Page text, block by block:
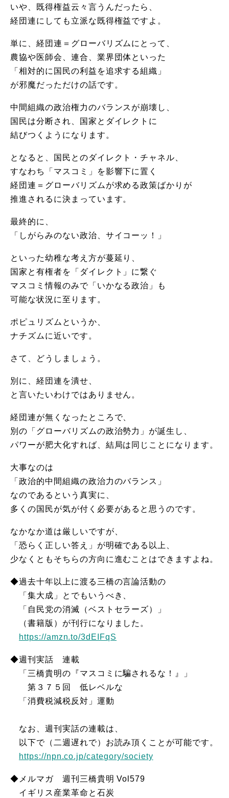
いや、既得権益云々言うんだったら、
経団連にしても立派な既得権益ですよ。
単に、経団連＝グローバリズムにとって、
農協や医師会、連合、業界団体といった
「相対的に国民の利益を追求する組織」
が邪魔だっただけの話です。
中間組織の政治権力のバランスが崩壊し、
国民は分断され、国家とダイレクトに
結びつくようになります。
となると、国民とのダイレクト・チャネル、
すなわち「マスコミ」を影響下に置く
経団連＝グローバリズムが求める政策ばかりが
推進されるに決まっています。
最終的に、
「しがらみのない政治、サイコーッ！」
といった幼稚な考え方が蔓延り、
国家と有権者を「ダイレクト」に繋ぐ
マスコミ情報のみで「いかなる政治」も
可能な状況に至ります。
ポピュリズムというか、
ナチズムに近いです。
さて、どうしましょう。
別に、経団連を潰せ、
と言いたいわけではありません。
経団連が無くなったところで、
別の「グローバリズムの政治勢力」が誕生し、
パワーが肥大化すれば、結局は同じことになります。
大事なのは
「政治的中間組織の政治力のバランス」
なのであるという真実に、
多くの国民が気が付く必要があると思うのです。
なかなか道は厳しいですが、
「恐らく正しい答え」が明確である以上、
少なくともそちらの方向に進むことはできますよね。
◆過去十年以上に渡る三橋の言論活動の
「集大成」とでもいうべき、
「自民党の消滅（ベストセラーズ）」
（書籍版）が刊行になりました。
https://amzn.to/3dEIFqS
◆週刊実話 連載
「三橋貴明の『マスコミに騙されるな！』」
第３７５回 低レベルな
「消費税減税反対」運動
なお、週刊実話の連載は、
以下で（二週遅れで）お読み頂くことが可能です。
https://npn.co.jp/category/society
◆メルマガ 週刊三橋貴明 Vol579
イギリス産業革命と石炭